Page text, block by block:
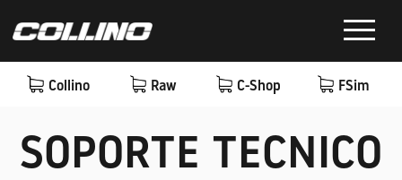
Collino Raw C-Shop FSim
SOPORTE TECNICO